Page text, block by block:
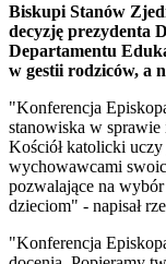
Biskupi Stanów
decyzję prezydenta
Departamentu
w gestii rodziców, a
"Konferencja
stanowiska w
Kościół katolicki
wychowawcami
pozwalające na
dzieciom" - napisał
"Konferencja